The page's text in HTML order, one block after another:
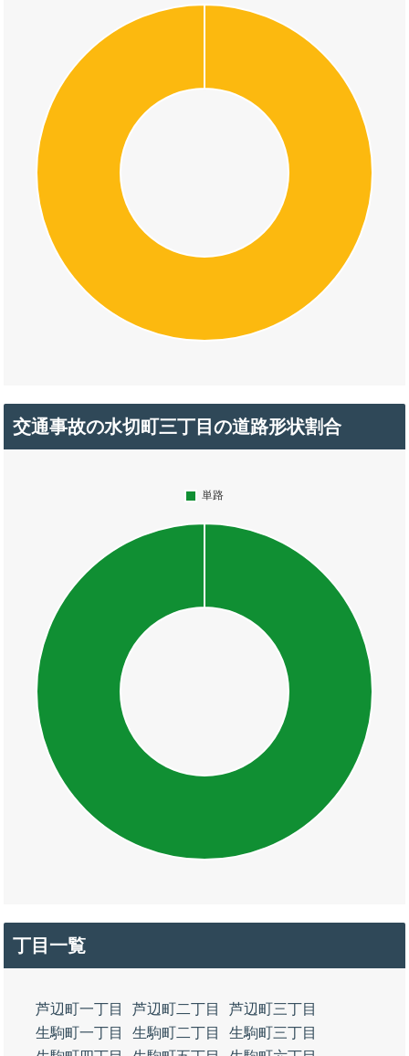
交通事故の水切町三丁目の道路形状割合
丁目一覧
芦辺町一丁目 芦辺町二丁目
芦辺町三丁目
生駒町一丁目
生駒町二丁目
生駒町三丁目